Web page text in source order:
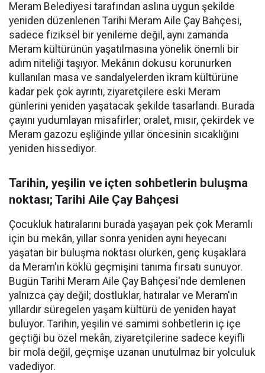
Meram Belediyesi tarafından aslına uygun şekilde
yeniden düzenlenen Tarihi Meram Aile Çay Bahçesi,
sadece fiziksel bir yenileme değil, aynı zamanda
Meram kültürünün yaşatılmasına yönelik önemli bir
adım niteliği taşıyor. Mekânın dokusu korunurken
kullanılan masa ve sandalyelerden ikram kültürüne
kadar pek çok ayrıntı, ziyaretçilere eski Meram
günlerini yeniden yaşatacak şekilde tasarlandı. Burada
çayını yudumlayan misafirler; oralet, mısır, çekirdek ve
Meram gazozu eşliğinde yıllar öncesinin sıcaklığını
yeniden hissediyor.
Tarihin, yeşilin ve içten sohbetlerin buluşma
noktası; Tarihi Aile Çay Bahçesi
Çocukluk hatıralarını burada yaşayan pek çok Meramlı
için bu mekân, yıllar sonra yeniden aynı heyecanı
yaşatan bir buluşma noktası olurken, genç kuşaklara
da Meram'ın köklü geçmişini tanıma fırsatı sunuyor.
Bugün Tarihi Meram Aile Çay Bahçesi'nde demlenen
yalnızca çay değil; dostluklar, hatıralar ve Meram'ın
yıllardır süregelen yaşam kültürü de yeniden hayat
buluyor. Tarihin, yeşilin ve samimi sohbetlerin iç içe
geçtiği bu özel mekân, ziyaretçilerine sadece keyifli
bir mola değil, geçmişe uzanan unutulmaz bir yolculuk
vadediyor.